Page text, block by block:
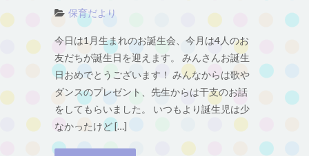
保育だより
今日は1月生まれのお誕生会、今月は4人のお
友だちが誕生日を迎えます。 みんさんお誕生
日おめでとうございます！ みんなからは歌や
ダンスのプレゼント、先生からは干支のお話
をしてもらいました。 いつもより誕生児は少
なかったけど […]